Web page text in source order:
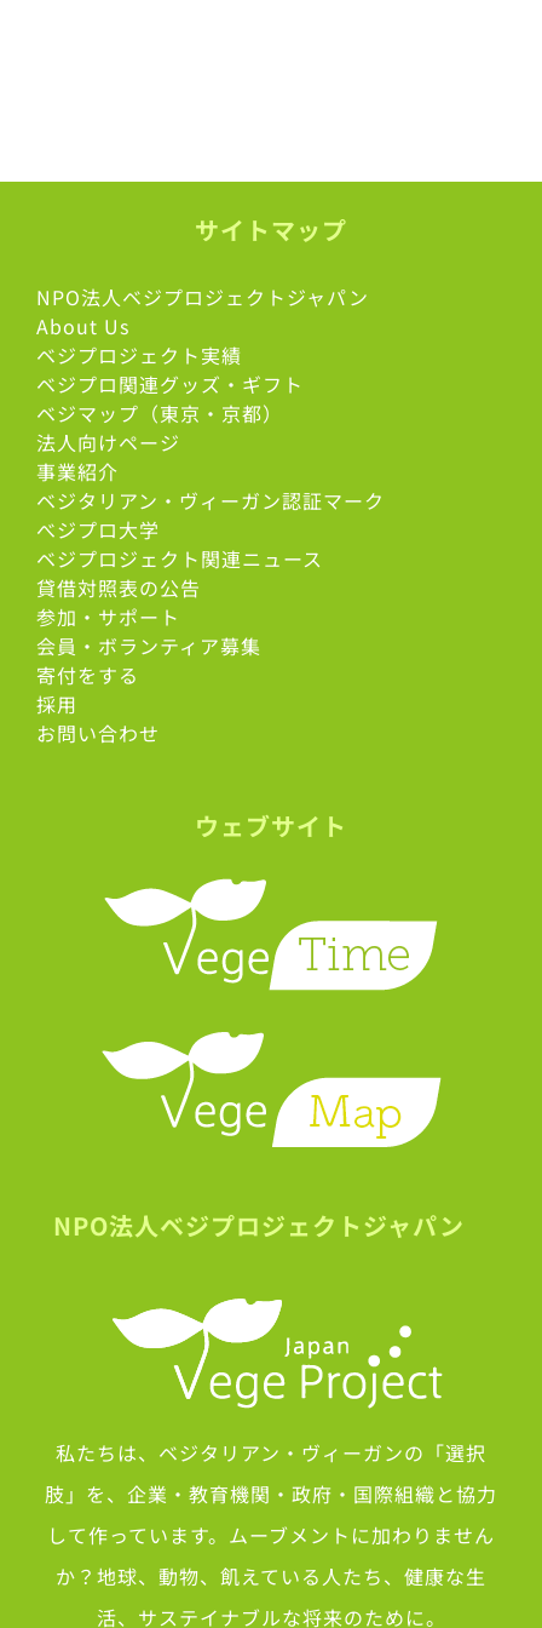
サイトマップ
NPO法人ベジプロジェクトジャパン
About Us
ベジプロジェクト実績
ベジプロ関連グッズ・ギフト
ベジマップ（東京・京都）
法人向けページ
事業紹介
ベジタリアン・ヴィーガン認証マーク
べジプロ大学
ベジプロジェクト関連ニュース
貸借対照表の公告
参加・サポート
会員・ボランティア募集
寄付をする
採用
お問い合わせ
ウェブサイト
NPO法人ベジプロジェクトジャパン
私たちは、ベジタリアン・ヴィーガンの「選択
肢」を、企業・教育機関・政府・国際組織と協力
して作っています。ムーブメントに加わりません
か？地球、動物、飢えている人たち、健康な生
活、サステイナブルな将来のために。